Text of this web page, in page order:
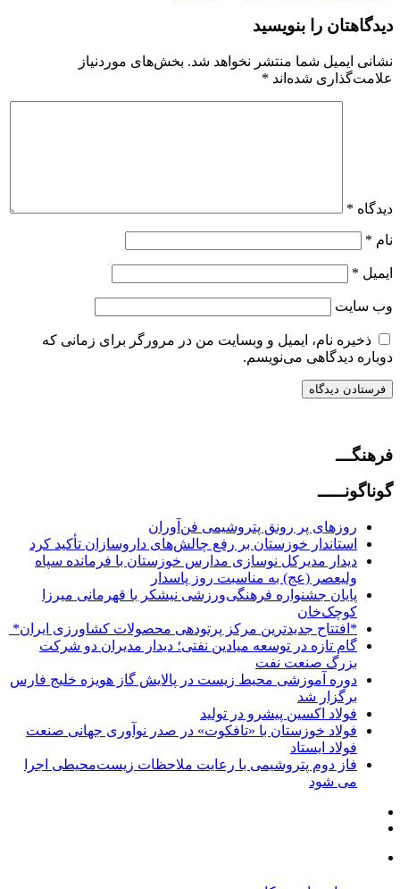
دیدگاهتان را بنویسید
نشانی ایمیل شما منتشر نخواهد شد. بخش‌های موردنیاز
علامت‌گذاری شده‌اند *
دیدگاه *
نام *
ایمیل *
وب‌ سایت
ذخیره نام، ایمیل و وبسایت من در مرورگر برای زمانی که
دوباره دیدگاهی می‌نویسم.
فرهنگـــ
گوناگونـــــ
روزهای پر رونق پتروشیمی فن‌آوران
استاندار خوزستان بر رفع چالش‌های داروسازان تأکید کرد
دیدار مدیرکل نوسازی مدارس خوزستان با فرمانده سپاه
ولیعصر (عج) به مناسبت روز پاسدار
پایان جشنواره فرهنگی‌ورزشی نیشکر با قهرمانی میرزا
کوچک‌خان
*افتتاح جدیدترین مرکز پرتودهی محصولات کشاورزی ایران* ‌
گام تازه در توسعه میادین نفتی؛ دیدار مدیران دو شرکت
بزرگ صنعت نفت
دوره آموزشی محیط‌ زیست در پالایش گاز هویزه خلیج‌ فارس
برگزار شد
فولاد اکسین پیشرو در تولید
فولاد خوزستان با «تافکوت» در صدر نوآوری جهانی صنعت
فولاد ایستاد
فاز دوم پتروشیمی با رعایت ملاحظات زیست‌محیطی اجرا
می شود